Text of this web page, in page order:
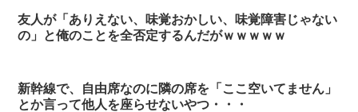
友人が「ありえない、味覚おかしい、味覚障害じゃない
の」と俺のことを全否定するんだがｗｗｗｗｗ
新幹線で、自由席なのに隣の席を「ここ空いてません」
とか言って他人を座らせないやつ・・・